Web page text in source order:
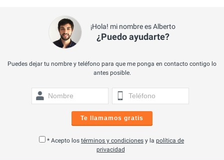
¡Hola! mi nombre es Alberto
¿Puedo ayudarte?
Puedes dejar tu nombre y teléfono para que me ponga en contacto contigo lo
antes posible.
Te llamamos gratis
* Acepto los términos y condiciones y la política de
privacidad